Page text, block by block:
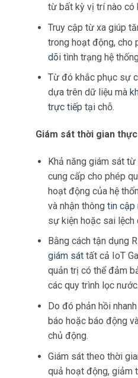
từ bất kỳ vị trí nào có
Truy cập từ xa giúp
trong hoạt động, cho
dõitình trạng hệ
Từ đó khắc phục sự
dựa trên dữ liệu mà
trực tiếp tạichỗ.
Giám sát thời gian thực
Khả năng giám sát
cung cấp cho phép
hoạt động của hệ
và nhận thông tin cập
sự kiện hoặc sai lệch
Bằng cách tận dụng
giám sáttất cả IoT
quản trị có thể đảm
các quy trình lọc nước.
Do đó phản hồi
báo hoặc báo động
chủ động.
Giám sát theo thời
quả hoạt động, giảm